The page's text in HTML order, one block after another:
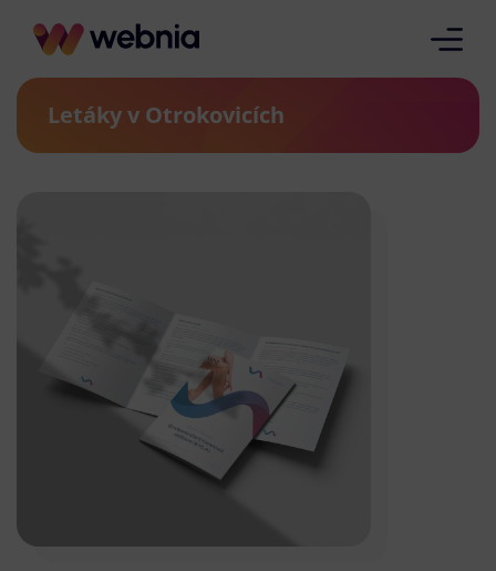
Letáky v Otrokovicích